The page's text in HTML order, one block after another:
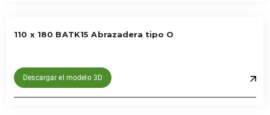
110 x 180 BATK15 Abrazadera tipo O
Descargar el modelo 3D